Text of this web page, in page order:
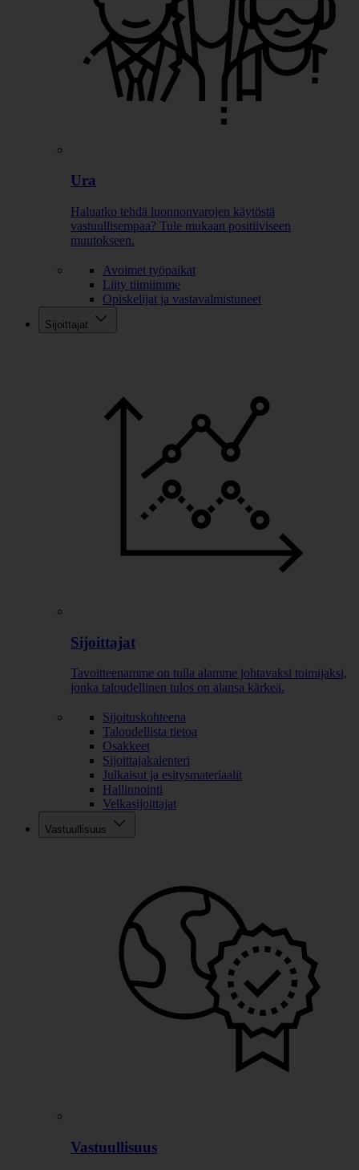
Ura
Haluatko tehdä luonnonvarojen käytöstä
vastuullisempaa? Tule mukaan positiiviseen
muutokseen.
Avoimet työpaikat
Liity tiimiimme
Opiskelijat ja vastavalmistuneet
Sijoittajat
Sijoittajat
Tavoitteenamme on tulla alamme johtavaksi toimijaksi,
jonka taloudellinen tulos on alansa kärkeä.
Sijoituskohteena
Taloudellista tietoa
Osakkeet
Sijoittajakalenteri
Julkaisut ja esitysmateriaalit
Hallinnointi
Velkasijoittajat
Vastuullisuus
Vastuullisuus